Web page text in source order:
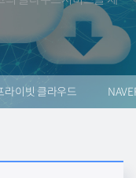
라이빗 클라우드